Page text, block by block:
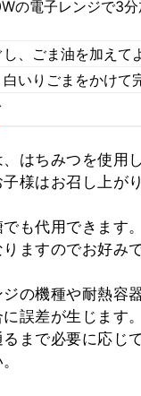
の電子レンジで3分
、ごま油を加えて
いりごまをかけて
はちみつを使用
様はお召し上が
も代用できます
ますのでお好み
の機種や耐熱容
誤差が生じます
まで必要に応じ